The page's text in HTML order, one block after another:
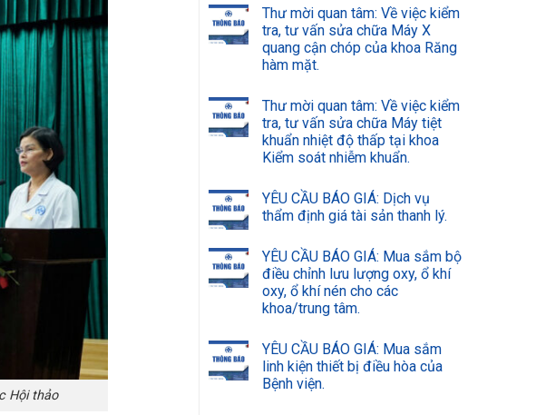
Hội thảo
Thư mời quan tâm: Về việc kiểm
tra, tư vấn sửa chữa Máy X
quang cận chóp của khoa Răng
hàm mặt.
Thư mời quan tâm: Về việc kiểm
tra, tư vấn sửa chữa Máy tiệt
khuẩn nhiệt độ thấp tại khoa
Kiểm soát nhiễm khuẩn.
YÊU CẦU BÁO GIÁ: Dịch vụ
thẩm định giá tài sản thanh lý.
YÊU CẦU BÁO GIÁ: Mua sắm bộ
điều chỉnh lưu lượng oxy, ổ khí
oxy, ổ khí nén cho các
khoa/trung tâm.
YÊU CẦU BÁO GIÁ: Mua sắm
linh kiện thiết bị điều hòa của
Bệnh viện.